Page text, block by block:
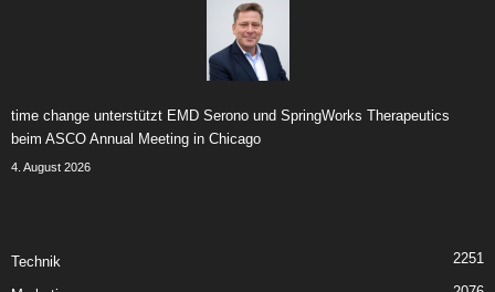
time change unterstützt EMD Serono und SpringWorks Therapeutics
beim ASCO Annual Meeting in Chicago
4. August 2026
Technik 2251